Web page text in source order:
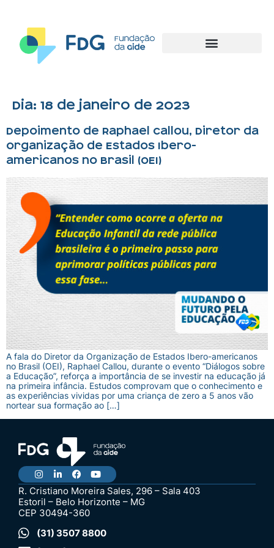
Dia: 18 de janeiro de 2023
Depoimento de Raphael Callou, Diretor da
Organização de Estados Ibero-
americanos no Brasil (OEI)
A fala do Diretor da Organização de Estados Ibero-americanos
no Brasil (OEI), Raphael Callou, durante o evento “Diálogos sobre
a Educação”, reforça a importância de se investir na educação já
na primeira infância. Estudos comprovam que o conhecimento e
as experiências vividas por uma criança de zero a 5 anos vão
nortear sua formação ao […]
R. Cristiano Moreira Sales, 296 – Sala 403
Estoril – Belo Horizonte – MG
CEP 30494-360
(31) 3507 8800